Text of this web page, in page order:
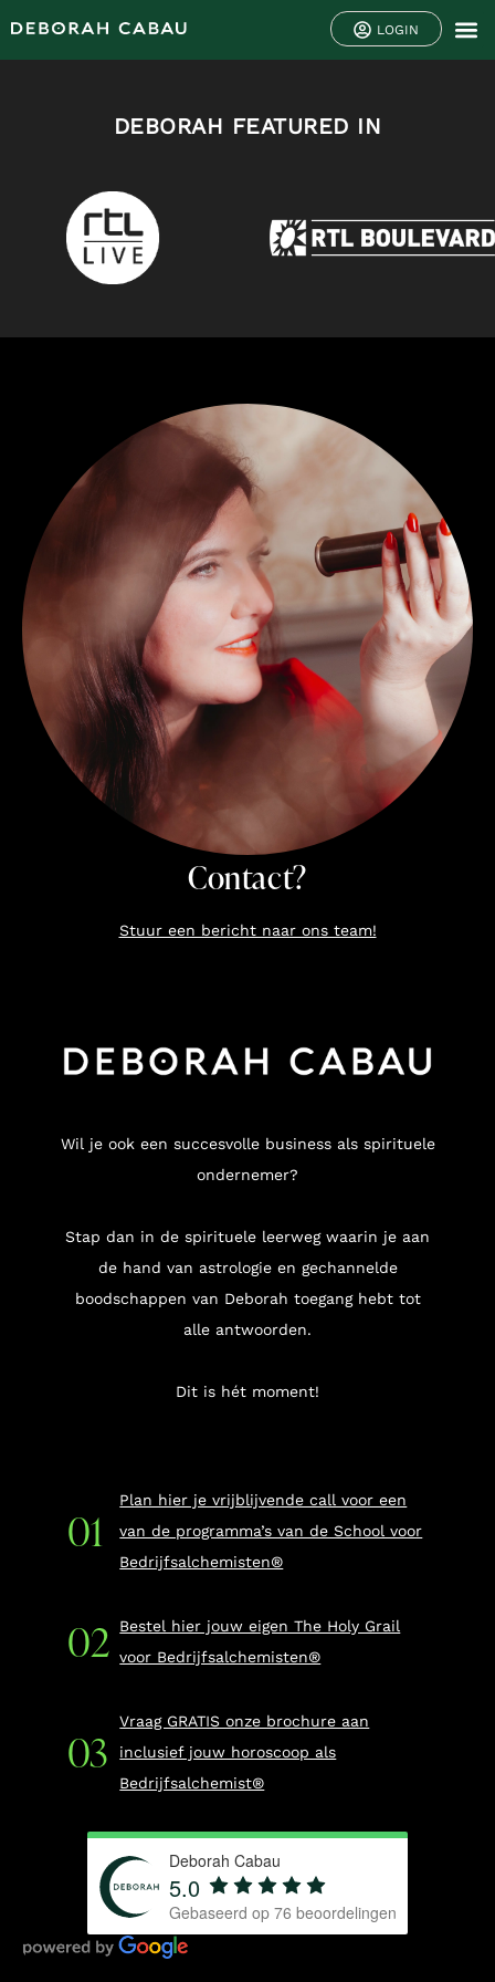
LOGIN
DEBORAH FEATURED IN
Contact?
Stuur een bericht naar ons team!
Wil je ook een succesvolle business als spirituele
ondernemer?
Stap dan in de spirituele leerweg waarin je aan
de hand van astrologie en gechannelde
boodschappen van Deborah toegang hebt tot
alle antwoorden.
Dit is hét moment!
Plan hier je vrijblijvende call voor een
van de programma’s van de School voor
Bedrijfsalchemisten®
Bestel hier jouw eigen The Holy Grail
voor Bedrijfsalchemisten®
Vraag GRATIS onze brochure aan
inclusief jouw horoscoop als
Bedrijfsalchemist®
Deborah Cabau
5.0
Gebaseerd op 76 beoordelingen